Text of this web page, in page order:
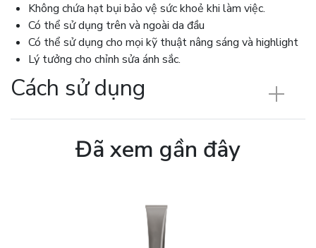
Không chứa hạt bụi bảo vệ sức khoẻ khi làm việc.
Có thể sử dụng trên và ngoài da đầu
Có thể sử dụng cho mọi kỹ thuật nâng sáng và highlight
Lý tưởng cho chỉnh sửa ánh sắc.
Cách sử dụng
Đã xem gần đây